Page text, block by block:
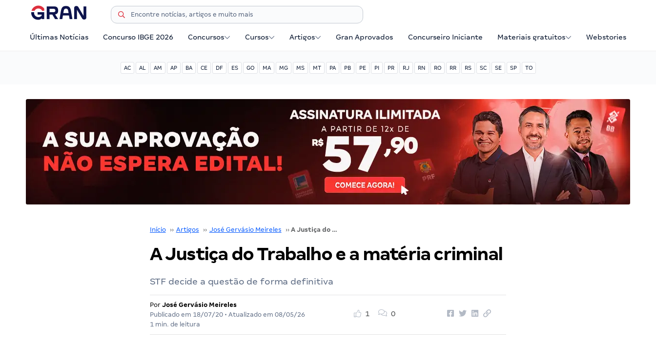
Últimas Notícias Concurso IBGE 2026 Concursos Cursos Artigos Gran Aprovados Concurseiro Iniciante Materiais gratuitos Webstories
AC AL AM AP BA CE DF ES GO MA MG MS MT PA PB PE PI PR RJ RN RO RR RS SC SE SP TO
Início ›› Artigos ›› José Gervásio Meireles ›› A Justiça do Trabalho e a matéria criminal
A Justiça do Trabalho e a matéria criminal
STF decide a questão de forma definitiva
Por José Gervásio Meireles
Publicado em 18/07/20• Atualizado em 08/05/26
1 min. de leitura
1 0